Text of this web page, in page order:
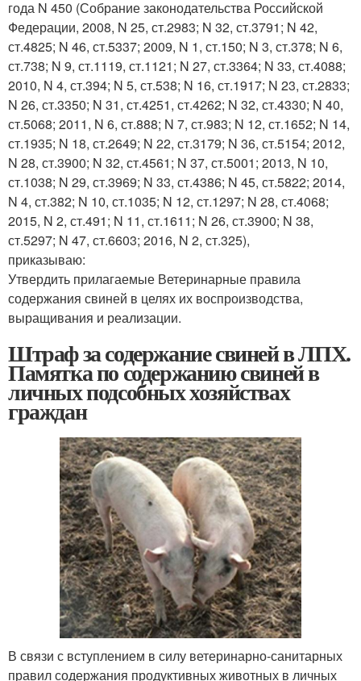
года N 450 (Собрание законодательства Российской
Федерации, 2008, N 25, ст.2983; N 32, ст.3791; N 42,
ст.4825; N 46, ст.5337; 2009, N 1, ст.150; N 3, ст.378; N 6,
ст.738; N 9, ст.1119, ст.1121; N 27, ст.3364; N 33, ст.4088;
2010, N 4, ст.394; N 5, ст.538; N 16, ст.1917; N 23, ст.2833;
N 26, ст.3350; N 31, ст.4251, ст.4262; N 32, ст.4330; N 40,
ст.5068; 2011, N 6, ст.888; N 7, ст.983; N 12, ст.1652; N 14,
ст.1935; N 18, ст.2649; N 22, ст.3179; N 36, ст.5154; 2012,
N 28, ст.3900; N 32, ст.4561; N 37, ст.5001; 2013, N 10,
ст.1038; N 29, ст.3969; N 33, ст.4386; N 45, ст.5822; 2014,
N 4, ст.382; N 10, ст.1035; N 12, ст.1297; N 28, ст.4068;
2015, N 2, ст.491; N 11, ст.1611; N 26, ст.3900; N 38,
ст.5297; N 47, ст.6603; 2016, N 2, ст.325),
приказываю:
Утвердить прилагаемые Ветеринарные правила
содержания свиней в целях их воспроизводства,
выращивания и реализации.
Штраф за содержание свиней в ЛПХ.
Памятка по содержанию свиней в
личных подсобных хозяйствах
граждан
В связи с вступлением в силу ветеринарно-санитарных
правил содержания продуктивных животных в личных